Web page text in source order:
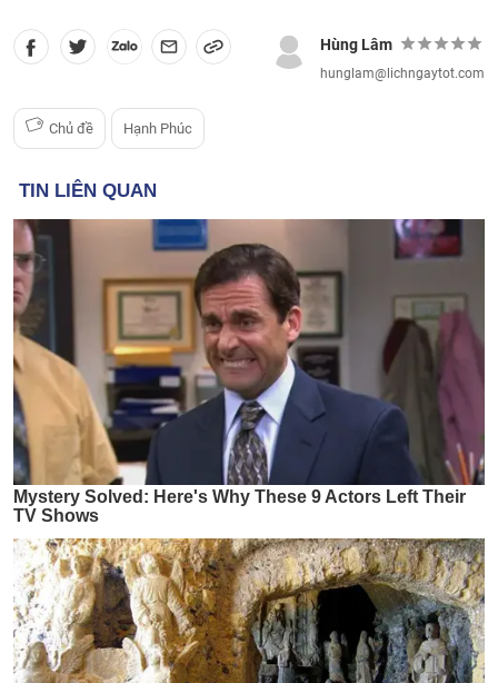
Hùng Lâm
hunglam@lichngaytot.com
Chủ đề Hạnh Phúc